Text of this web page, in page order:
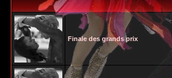
Finale des grands prix